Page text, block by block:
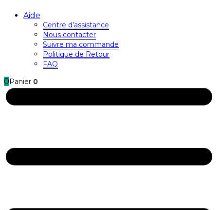
Aide
Centre d’assistance
Nous contacter
Suivre ma commande
Politique de Retour
FAQ
0 Panier 0